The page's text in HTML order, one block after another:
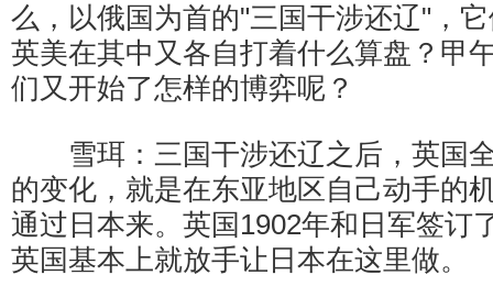
么，以俄国为首的"三国干涉还辽"，
英美在其中又各自打着什么算盘？甲
们又开始了怎样的博弈呢？
雪珥：三国干涉还辽之后，英国
的变化，就是在东亚地区自己动手的
通过日本来。英国1902年和日军签订
英国基本上就放手让日本在这里做。